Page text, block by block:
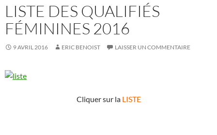
LISTE DES QUALIFIÉS
FÉMININES 2016
9 AVRIL 2016 ERIC BENOIST LAISSER UN COMMENTAIRE
Cliquer sur la LISTE